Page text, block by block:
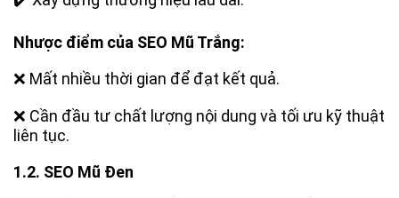
Nhược điểm của SEO Mũ Trắng:
❌ Mất nhiều thời gian để đạt kết quả.
❌ Cần đầu tư chất lượng nội dung và tối ưu kỹ thuật
liên tục.
1.2. SEO Mũ Đen